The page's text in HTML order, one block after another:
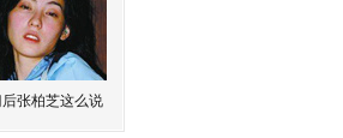
张柏芝这么说